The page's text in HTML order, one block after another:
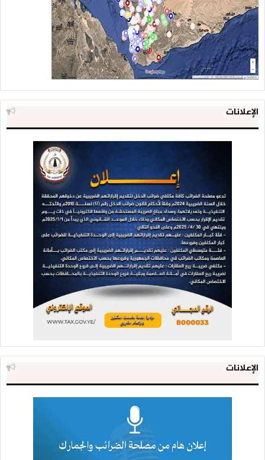
الإعلانات
الإعلانات